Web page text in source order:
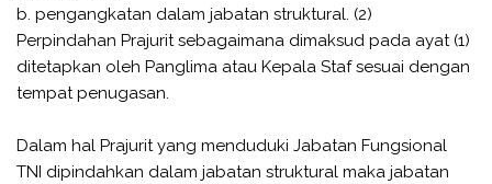
b. pengangkatan dalam jabatan struktural. (2)
Perpindahan Prajurit sebagaimana dimaksud pada ayat (1)
ditetapkan oleh Panglima atau Kepala Staf sesuai dengan
tempat penugasan.
Dalam hal Prajurit yang menduduki Jabatan Fungsional
TNI dipindahkan dalam jabatan struktural maka jabatan